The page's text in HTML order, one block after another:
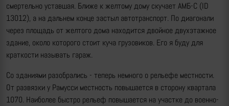
смертельно уставшая. Ближе к желтому дому скучает АМБ-С (ID
13012), а на дальнем конце застыл автотранспорт. По диагонали
через площадь от желтого дома находится двойное двухэтажное
здание, около которого стоит куча грузовиков. Его я буду для
краткости называть гараж.
Со зданиями разобрались - теперь немного о рельефе местности.
От развязки у Рамусси местность повышается в сторону квартала
1070. Наиболее быстро рельеф повышается на участке до военно-